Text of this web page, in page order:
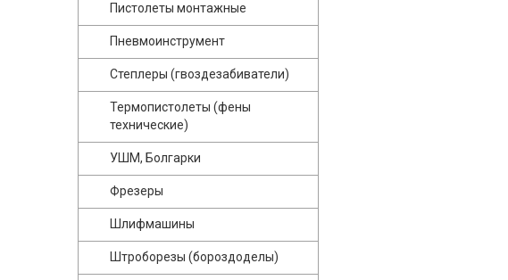
Пистолеты монтажные
Пневмоинструмент
Степлеры (гвоздезабиватели)
Термопистолеты (фены
технические)
УШМ, Болгарки
Фрезеры
Шлифмашины
Штроборезы (бороздоделы)